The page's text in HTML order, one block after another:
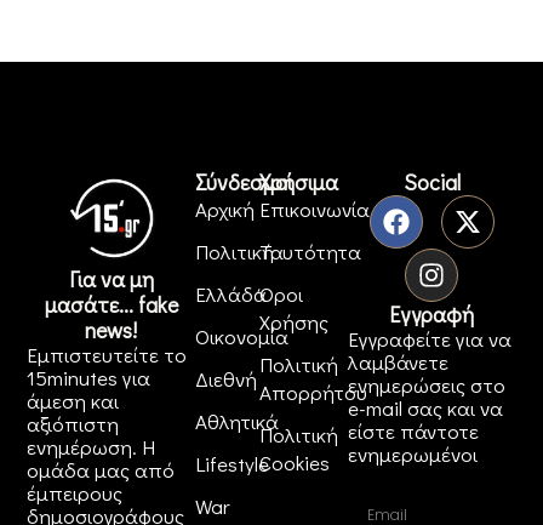
Για να μη
μασάτε... fake
news!
Εμπιστευτείτε το
15minutes για
άμεση και
αξιόπιστη
ενημέρωση. Η
ομάδα μας από
έμπειρους
δημοσιογράφους
Σύνδεσμοι
Αρχική
Πολιτική
Ελλάδα
Οικονομία
Διεθνή
Αθλητικά
Lifestyle
War
Χρήσιμα
Επικοινωνία
Ταυτότητα
Όροι
Χρήσης
Πολιτική
Απορρήτου
Πολιτική
Cookies
Social
Εγγραφή
Εγγραφείτε για να
λαμβάνετε
ενημερώσεις στο
e-mail σας και να
είστε πάντοτε
ενημερωμένοι